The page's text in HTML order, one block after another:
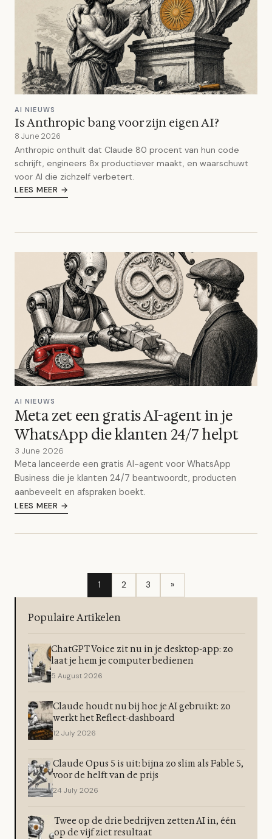
AI NIEUWS
Is Anthropic bang voor zijn eigen AI?
8 June 2026
Anthropic onthult dat Claude 80 procent van hun code
schrijft, engineers 8x productiever maakt, en waarschuwt
voor AI die zichzelf verbetert.
LEES MEER →
AI NIEUWS
Meta zet een gratis AI-agent in je
WhatsApp die klanten 24/7 helpt
3 June 2026
Meta lanceerde een gratis AI-agent voor WhatsApp
Business die je klanten 24/7 beantwoordt, producten
aanbeveelt en afspraken boekt.
LEES MEER →
1 2 3 »
Populaire Artikelen
ChatGPT Voice zit nu in je desktop-app: zo
laat je hem je computer bedienen
5 August 2026
Claude houdt nu bij hoe je AI gebruikt: zo
werkt het Reflect-dashboard
12 July 2026
Claude Opus 5 is uit: bijna zo slim als Fable 5,
voor de helft van de prijs
24 July 2026
Twee op de drie bedrijven zetten AI in, één
op de vijf ziet resultaat